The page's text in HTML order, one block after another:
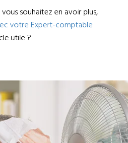
souhaitez en avoir plus,
votre Expert-comptable
utile ?